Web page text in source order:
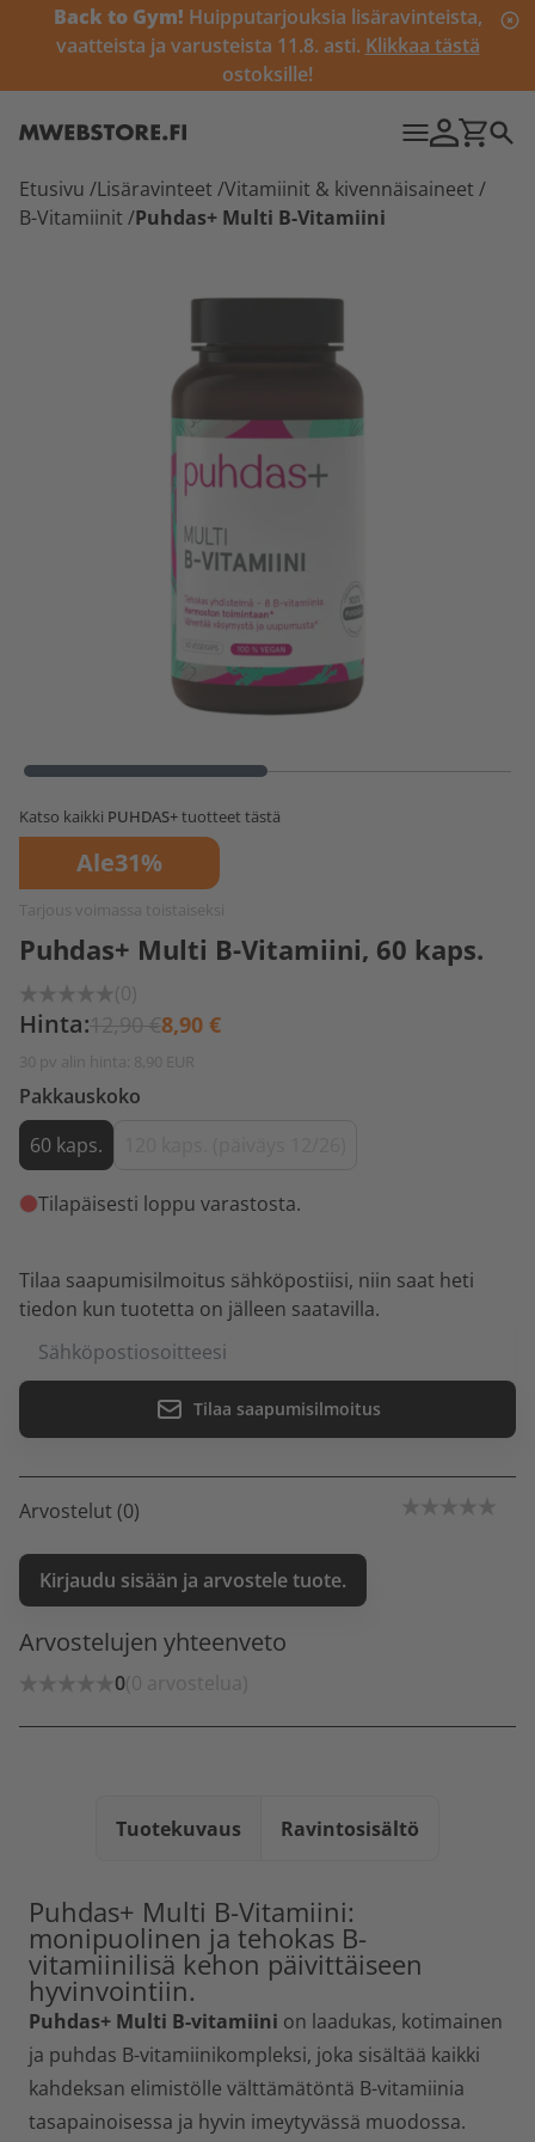
Back to Gym! Huipputarjouksia lisäravinteista,
vaatteista ja varusteista 11.8. asti. Klikkaa tästä
ostoksille!
Etusivu /Lisäravinteet /Vitamiinit & kivennäisaineet /
B-Vitamiinit /Puhdas+ Multi B-Vitamiini
Katso kaikki PUHDAS+tuotteet tästä
Ale31%
Tarjous voimassa toistaiseksi
Puhdas+ Multi B-Vitamiini, 60 kaps.
(0)
Hinta:12,90 €8,90 €
30 pv alin hinta: 8,90 EUR
Pakkauskoko
60 kaps.
Tilapäisesti loppu varastosta.
Tilaa saapumisilmoitus sähköpostiisi, niin saat heti
tiedon kun tuotetta on jälleen saatavilla.
Tilaa saapumisilmoitus
Arvostelut (0)
Kirjaudu sisään ja arvostele tuote.
Arvostelujen yhteenveto
0(0 arvostelua)
Tuotekuvaus Ravintosisältö
Puhdas+ Multi B-Vitamiini:
monipuolinen ja tehokas B-
vitamiinilisä kehon päivittäiseen
hyvinvointiin.
Puhdas+ Multi B-vitamiini on laadukas, kotimainen
ja puhdas B-vitamiinikompleksi, joka sisältää kaikki
kahdeksan elimistölle välttämätöntä B-vitamiinia
tasapainoisessa ja hyvin imeytyvässä muodossa.